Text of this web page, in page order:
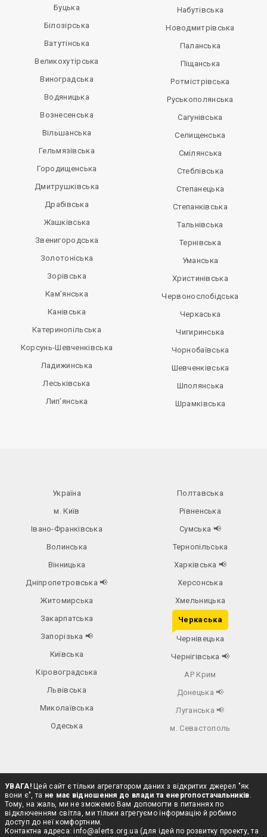
Буцька
Білозірська
Ватутінська
Великохутірська
Виноградська
Водяницька
Вознесенська
Вільшанська
Гельмязівська
Городищенська
Дмитрушківська
Драбівська
Жашківська
Звенигородська
Золотоніська
Зорівська
Кам’янська
Канівська
Катеринопільська
Корсунь-Шевченківська
Ладижинська
Леськівська
Лип’янська
Набутівська
Новодмитрівська
Паланська
Піщанська
Ротмістрівська
Руськополянська
Сагунівська
Селищенська
Смілянська
Стеблівська
Степанецька
Степанківська
Тальнівська
Тернівська
Уманська
Христинівська
Червонослобідська
Черкаська
Чигиринська
Чорнобаївська
Шевченківська
Шполянська
Шрамківська
Україна
м. Київ
Івано-Франківська
Волинська
Вінницька
Дніпропетровська📢
Житомирська
Закарпатська
Запорізька 📢
Київська
Кіровоградська
Львівська
Миколаївська
Одеська
Полтавська
Рівненська
Сумська 📢
Тернопільська
Харківська 📢
Херсонська
Хмельницька
Черкаська
Чернівецька
Чернігівська 📢
АР Крим
Донецька 📢
Луганська 📢
м. Севастополь
УВАГА!Цей сайт є тільки агрегатором даних з відкритих джерел "як
вони є", та не має відношення до влади та енергопостачальників.
Тому, на жаль, ми не зможемо Вам допомогти в питаннях по
відключенням світла, ми тільки агрегуємо інформацію й робимо
доступ до неї комфортним.
Контактна адреса:info@alerts.org.ua (для ідей по розвитку проекту, та